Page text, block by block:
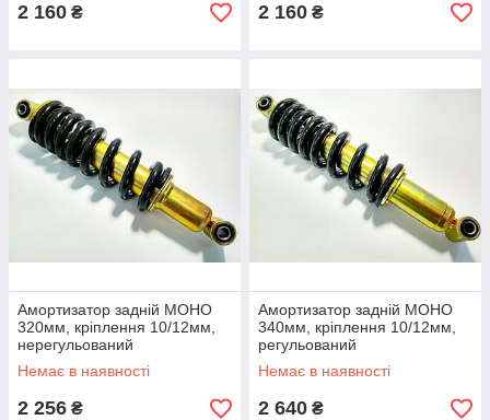
2 160 ₴ 2 160 ₴
Амортизатор задній МОНО
320мм, кріплення 10/12мм,
нерегульований
Немає в наявності
2 256 ₴
Амортизатор задній МОНО
340мм, кріплення 10/12мм,
регульований
Немає в наявності
2 640 ₴